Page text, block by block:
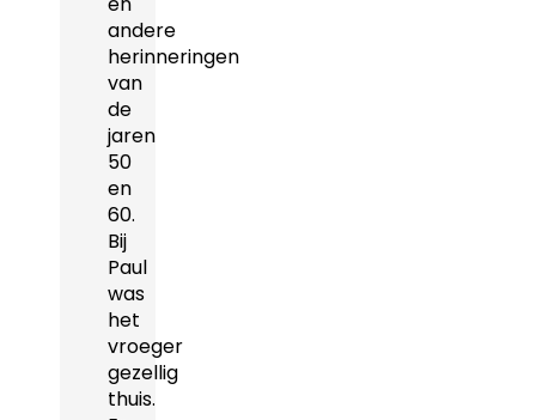
andere
herinneringen
van
de
jaren
50
en
60.
Bij
Paul
was
het
vroeger
gezellig
thuis.